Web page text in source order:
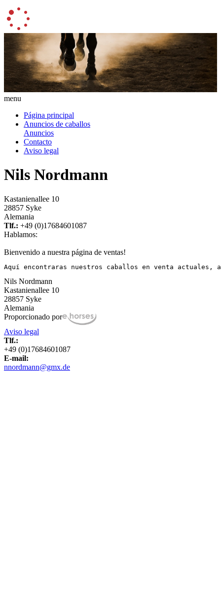
menu
Página principal
Anuncios de caballos
Anuncios
Contacto
Aviso legal
Nils Nordmann
Kastanienallee 10
28857 Syke
Alemania
Tlf.: +49 (0)17684601087
Hablamos:
Bienvenido a nuestra página de ventas!
Aquí encontraras nuestros caballos en venta actuales,
Nils Nordmann
Kastanienallee 10
28857 Syke
Alemania
Proporcionado por
Aviso legal
Tlf.:
+49 (0)17684601087
E-mail:
nnordmann@gmx.de